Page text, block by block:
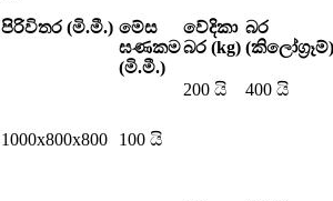
පිරිවිතර (මි.මී.) මේස
ඝණකම
(මි.මී.)
වේදිකා
බර (kg)
බර
(කිලෝග්‍රෑම්)
1000x800x800 100 යි
200 යි 400 යි